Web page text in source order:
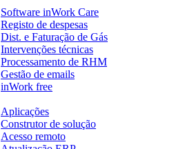
Software inWork Care
Registo de despesas
Dist. e Faturação de Gás
Intervenções técnicas
Processamento de RHM
Gestão de emails
inWork free
Aplicações
Construtor de solução
Acesso remoto